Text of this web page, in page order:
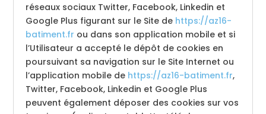
réseaux sociaux Twitter, Facebook, Linkedin et
Google Plus figurant sur le Site de https://az16-
batiment.fr ou dans son application mobile et si
l’Utilisateur a accepté le dépôt de cookies en
poursuivant sa navigation sur le Site Internet ou
l’application mobile de https://az16-batiment.fr,
Twitter, Facebook, Linkedin et Google Plus
peuvent également déposer des cookies sur vos